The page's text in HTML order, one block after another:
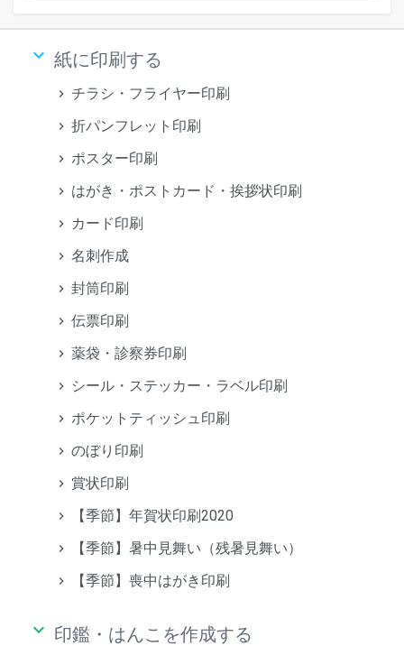
keyboard_arrow_down 紙に印刷する
チラシ・フライヤー印刷
折パンフレット印刷
ポスター印刷
はがき・ポストカード・挨拶状印刷
カード印刷
名刺作成
封筒印刷
伝票印刷
薬袋・診察券印刷
シール・ステッカー・ラベル印刷
ポケットティッシュ印刷
のぼり印刷
賞状印刷
【季節】年賀状印刷2020
【季節】暑中見舞い（残暑見舞い）
【季節】喪中はがき印刷
keyboard_arrow_down 印鑑・はんこを作成する